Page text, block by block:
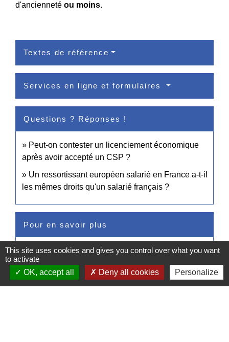
d'ancienneté ou moins.
Textes de référence
Services en ligne et formulaires
Questions ? Réponses !
Peut-on contester un licenciement économique
après avoir accepté un CSP ?
Un ressortissant européen salarié en France a-t-il
les mêmes droits qu'un salarié français ?
Pour en savoir plus
CSP : information du salariéopen_in_new
Pôle emploi
This site uses cookies and gives you control over what you want
to activate
OK, accept all
Deny all cookies Personalize